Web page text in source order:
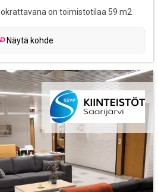
on toimistotilaa 59 m2
Näytä kohde